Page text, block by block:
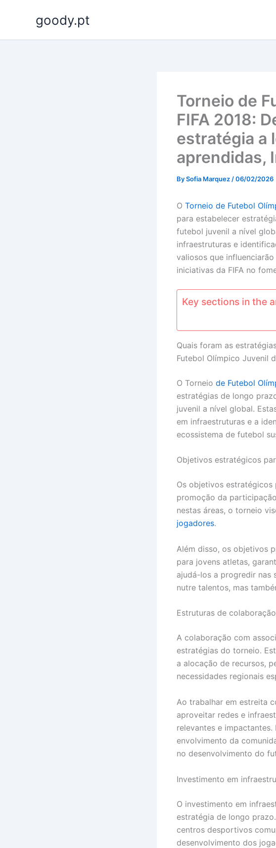
goody.pt
Torneio de
FIFA 2018:
estratégia a
aprendidas,
BySofia Marquez /06/02/2026
O Torneio de Futebol
para estabelecer
futebol juvenil a nível
infraestruturas e
valiosos que
iniciativas da FIFA no
Key sections in the
Quais foram as
Futebol Olímpico Juvenil
O Torneio de Futebol
estratégias de longo
juvenil a nível global.
em infraestruturas e a
ecossistema de futebol
Objetivos estratégicos
Os objetivos
promoção da
nestas áreas, o torneio
jogadores.
Além disso, os objetivos
para jovens atletas,
ajudá-los a progredir nas
nutre talentos, mas
Estruturas de
A colaboração com
estratégias do torneio.
a alocação de recursos,
necessidades regionais
Ao trabalhar em estreita
aproveitar redes e
relevantes e
envolvimento da
no desenvolvimento do
Investimento em
O investimento em
estratégia de longo
centros desportivos
desenvolvimento dos